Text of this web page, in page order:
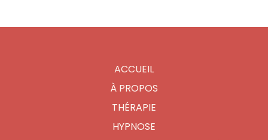
ACCUEIL
À PROPOS
THÉRAPIE
HYPNOSE